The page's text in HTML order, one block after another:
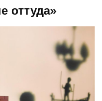
оттуда»